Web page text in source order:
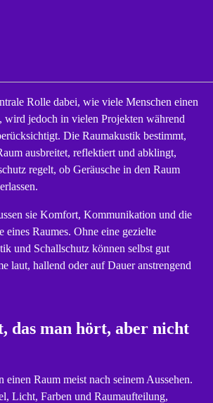
Rolle dabei, wie viele Menschen einen
wird jedoch in vielen Projekten während
Die Raumakustik bestimmt,
ausbreitet, reflektiert und abklingt,
regelt, ob Geräusche in den Raum
sie Komfort, Kommunikation und die
eines Raumes. Ohne eine gezielte
und Schallschutz können selbst gut
laut, hallend oder auf Dauer anstrengend
das man hört, aber nicht
einen Raum meist nach seinem Aussehen.
Licht, Farben und Raumaufteilung,